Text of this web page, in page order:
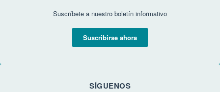
Suscríbete a nuestro boletín informativo
Suscribirse ahora
SÍGUENOS